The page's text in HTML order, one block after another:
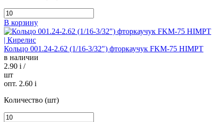
В корзину
Кольцо 001.24-2.62 (1/16-3/32") фторкаучук FKM-75 HIMPT
в наличии
2.90 i /
шт
опт. 2.60 i
Количество (шт)